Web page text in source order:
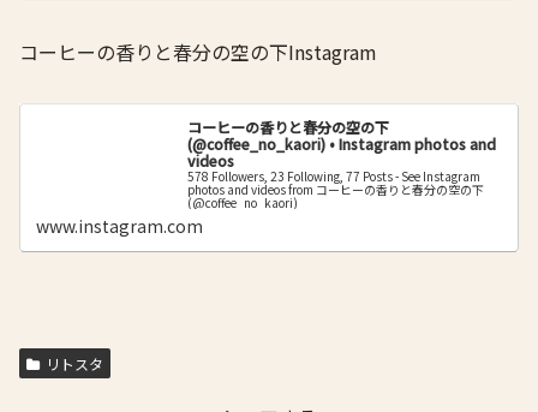
コーヒーの香りと春分の空の下Instagram
コーヒーの香りと春分の空の下
(@coffee_no_kaori) • Instagram photos and
videos
578 Followers, 23 Following, 77 Posts - See Instagram
photos and videos from コーヒーの香りと春分の空の下
(@coffee_no_kaori)
www.instagram.com
リトスタ